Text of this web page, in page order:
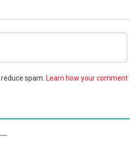
spam. Learn how your comment